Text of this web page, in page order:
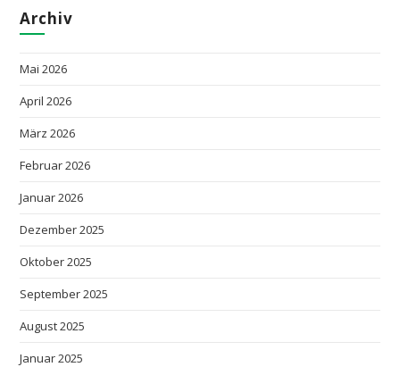
Archiv
Mai 2026
April 2026
März 2026
Februar 2026
Januar 2026
Dezember 2025
Oktober 2025
September 2025
August 2025
Januar 2025